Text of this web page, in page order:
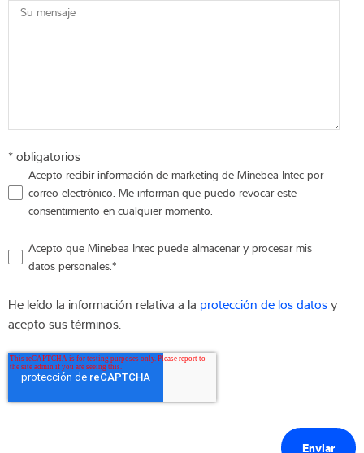
Su mensaje
* obligatorios
Acepto recibir información de marketing de Minebea Intec por
correo electrónico. Me informan que puedo revocar este
consentimiento en cualquier momento.
Acepto que Minebea Intec puede almacenar y procesar mis
datos personales.*
He leído la información relativa a la protección de los datosy
acepto sus términos.